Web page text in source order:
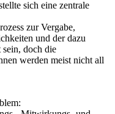
sich eine zentrale
zur Vergabe,
und der dazu
doch die
werden meist nicht all